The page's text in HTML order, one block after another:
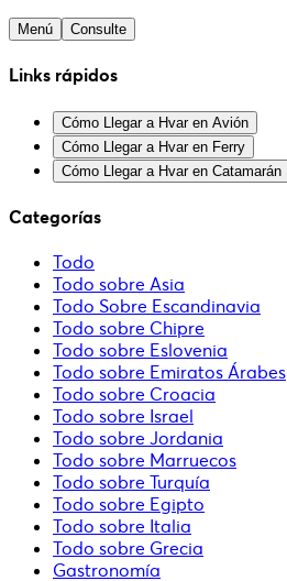
Menú Consulte
Links rápidos
Cómo Llegar a Hvar en Avión
Cómo Llegar a Hvar en Ferry
Cómo Llegar a Hvar en Catamarán
Categorías
Todo
Todo sobre Asia
Todo Sobre Escandinavia
Todo sobre Chipre
Todo sobre Eslovenia
Todo sobre Emiratos Árabes
Todo sobre Croacia
Todo sobre Israel
Todo sobre Jordania
Todo sobre Marruecos
Todo sobre Turquía
Todo sobre Egipto
Todo sobre Italia
Todo sobre Grecia
Gastronomía